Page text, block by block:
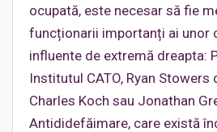
ocupată, este necesar să fie
funcționarii importanți ai unor
influente de extremă dreapta:
Institutul CATO, Ryan Stowers
Charles Koch sau Jonathan
Antididefăimare, care există